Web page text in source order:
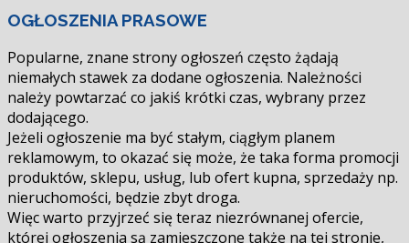
OGŁOSZENIA PRASOWE
Popularne, znane strony ogłoszeń często żądają
niemałych stawek za dodane ogłoszenia. Należności
należy powtarzać co jakiś krótki czas, wybrany przez
dodającego.
Jeżeli ogłoszenie ma być stałym, ciągłym planem
reklamowym, to okazać się może, że taka forma promocji
produktów, sklepu, usług, lub ofert kupna, sprzedaży np.
nieruchomości, będzie zbyt droga.
Więc warto przyjrzeć się teraz niezrównanej ofercie,
której ogłoszenia są zamieszczone także na tej stronie,